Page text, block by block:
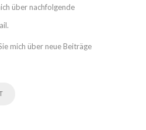
über nachfolgende
mich über neue Beiträge